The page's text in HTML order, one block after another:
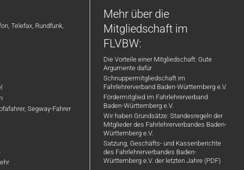
Telefax, Rundfunk,
Segway-Fahrer
Mehr über die
Mitgliedschaft im
FLVBW:
Die Vorteile einer Mitgliedschaft: Gute
Argumente dafür
Schnuppermitgliedschaft im
Fahrlehrerverband Baden-Württemberg e.V.
Fördermitglied im Fahrlehrerverband
Baden-Württemberg e.V.
Wir haben Grundsätze: Standesregeln der
Mitglieder des Fahrlehrerverbandes Baden-
Württemberg e.V.
Satzung, Geschäfts- und Kassenberichte
des Fahrlehrerverbandes Baden-
Württemberg e.V. der letzten Jahre (PDF)